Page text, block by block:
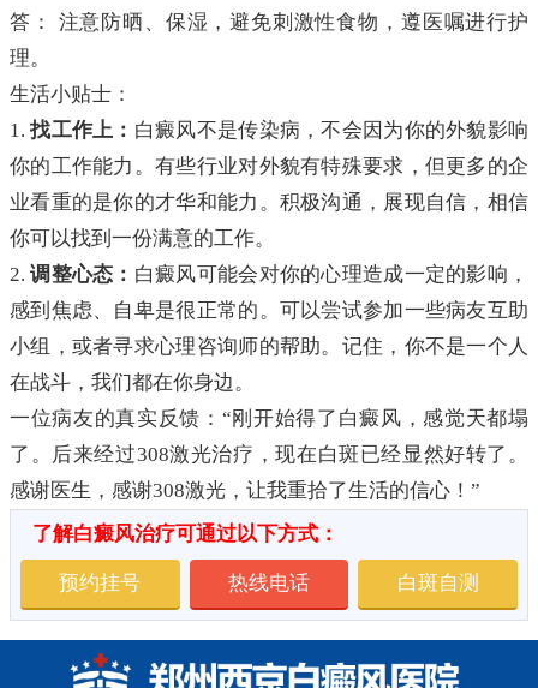
答： 注意防晒、保湿，避免刺激性食物，遵医嘱进行护
理。
生活小贴士：
1.找工作上： 白癜风不是传染病，不会因为你的外貌影响
你的工作能力。有些行业对外貌有特殊要求，但更多的企
业看重的是你的才华和能力。积极沟通，展现自信，相信
你可以找到一份满意的工作。
2.调整心态： 白癜风可能会对你的心理造成一定的影响，
感到焦虑、自卑是很正常的。可以尝试参加一些病友互助
小组，或者寻求心理咨询师的帮助。记住，你不是一个人
在战斗，我们都在你身边。
一位病友的真实反馈：“刚开始得了白癜风，感觉天都塌
了。后来经过308激光治疗，现在白斑已经显然好转了。
感谢医生，感谢308激光，让我重拾了生活的信心！”
了解白癜风治疗可通过以下方式：
预约挂号 热线电话 白斑自测